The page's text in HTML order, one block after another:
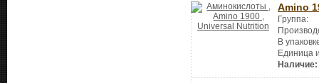
Amino
Группа:
В
Единица
Наличие: